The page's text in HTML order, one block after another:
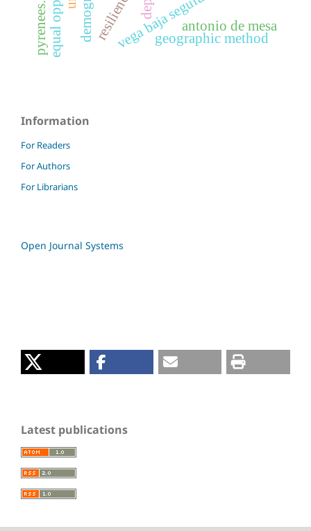
resilience geographic method
antonio de mesa
pyrenees.
Information
For Readers
For Authors
For Librarians
Open Journal Systems
Latest publications